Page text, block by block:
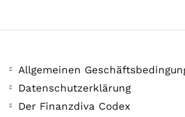
Allgemeinen
Datenschutzerklärung
Der Finanzdiva Codex